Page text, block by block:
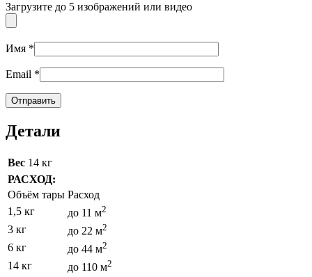
Загрузите до 5 изображений или видео
Имя *
Email *
Детали
Вес 14 кг
РАСХОД:
Объём тары Расход
1,5 кг
до 11 м2
3 кг до 22 м2
6 кг до 44 м2
14 кг до 110 м2